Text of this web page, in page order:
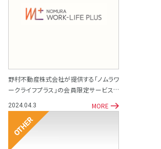
リリース
野村不動産株式会社が提供する「ノムラワ
ークライフプラス」の会員限定サービスと
2024.04.3 MORE